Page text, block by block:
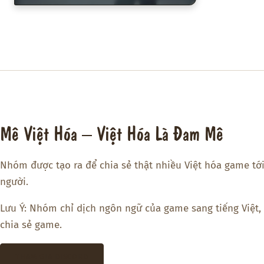
Mê Việt Hóa – Việt Hóa Là Đam Mê
Nhóm được tạo ra để chia sẻ thật nhiều Việt hóa game
người.
Lưu Ý: Nhóm chỉ dịch ngôn ngữ của game sang tiếng
chia sẻ game.